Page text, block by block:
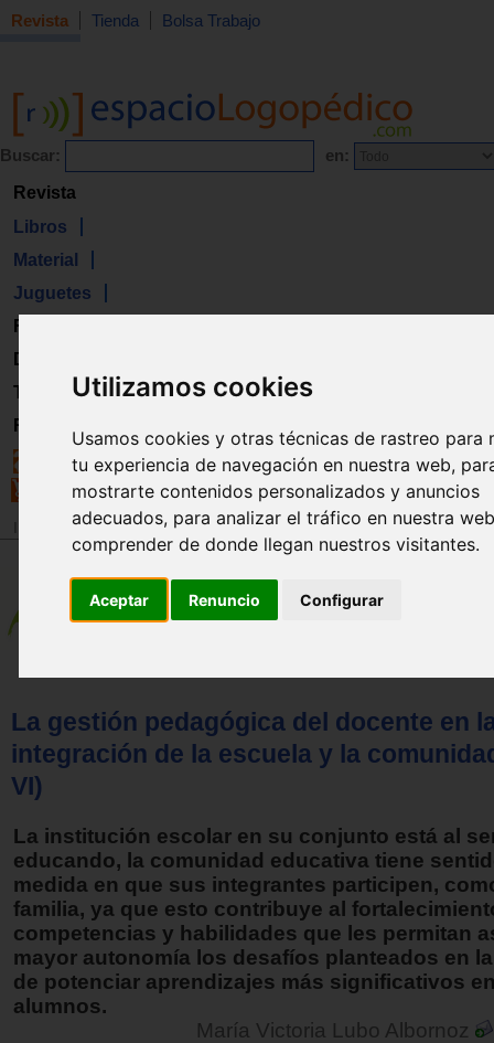
Utilizamos cookies
Usamos cookies y otras técnicas de rastreo para
tu experiencia de navegación en nuestra web,
mostrarte contenidos personalizados y anuncios
adecuados, para analizar el tráfico en nuestra
comprender de donde llegan nuestros visitantes.
Aceptar Renuncio Configurar
Revista Tienda Bolsa Trabajo
Buscar: en:
Revista
Libros
Material
Juguetes
Formación
Directorio
Trabajo
Registro
Revista
La gestión pedagógica del docente en
integración de la escuela y la
VI)
La institución escolar en su conjunto está al
educando, la comunidad educativa tiene
medida en que sus integrantes participen,
familia, ya que esto contribuye al
competencias y habilidades que les permitan
mayor autonomía los desafíos planteados en
de potenciar aprendizajes más significativos
alumnos.
María Victoria Lubo Albornoz